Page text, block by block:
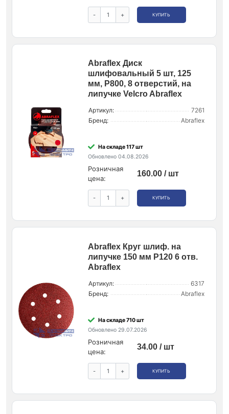
- + КУПИТЬ
Abraflex Диск
шлифовальный 5 шт, 125
мм, Р800, 8 отверстий, на
липучке Velcro Abraflex
Артикул:
7261
Бренд:
Abraflex
На складе 117 шт
Обновлено 04.08.2026
Розничная
цена:
160.00 / шт
- + КУПИТЬ
Abraflex Круг шлиф. на
липучке 150 мм P120 6 отв.
Abraflex
Артикул:
6317
Бренд:
Abraflex
На складе 710 шт
Обновлено 29.07.2026
Розничная
цена:
34.00 / шт
- + КУПИТЬ